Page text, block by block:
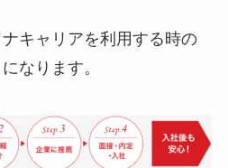
キャリアを利用する時の
なります。